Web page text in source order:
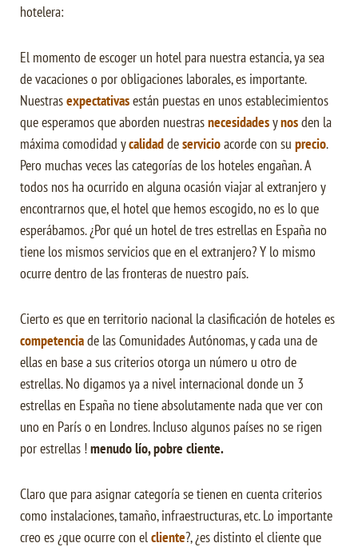
hotelera:
El momento de escoger un hotel para nuestra estancia, ya sea
de vacaciones o por obligaciones laborales, es importante.
Nuestrasexpectativasestán puestas en unos establecimientos
que esperamos que aborden nuestrasnecesidadesynosden la
máxima comodidad ycalidaddeservicioacorde con su precio.
Pero muchas veces las categorías de los hoteles engañan. A
todos nos ha ocurrido en alguna ocasión viajar al extranjero y
encontrarnos que, el hotel que hemos escogido, no es lo que
esperábamos. ¿Por qué un hotel de tres estrellas en España no
tiene los mismos servicios que en el extranjero? Y lo mismo
ocurre dentro de las fronteras de nuestro país.
Cierto es que en territorio nacional la clasificación de hoteles es
competenciade las Comunidades Autónomas, y cada una de
ellas en base a sus criterios otorga un número u otro de
estrellas. No digamos ya a nivel internacional donde un 3
estrellas en España no tiene absolutamente nada que ver con
uno en París o en Londres. Incluso algunos países no se rigen
por estrellas !menudo lío, pobre cliente.
Claro que para asignar categoría se tienen en cuenta criterios
como instalaciones, tamaño, infraestructuras, etc. Lo importante
creo es ¿que ocurre con elcliente?, ¿es distinto el cliente que